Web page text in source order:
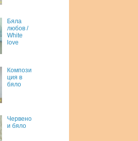
Бяла
любов /
White
love
Компози
ция в
бяло
Червено
и бяло